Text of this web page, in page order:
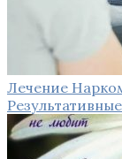
Лечение